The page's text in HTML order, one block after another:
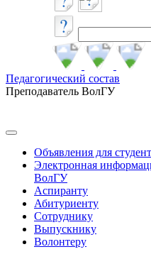
Педагогический состав
Преподаватель ВолГУ
Объявления для
Электронная
ВолГУ
Аспиранту
Абитуриенту
Сотруднику
Выпускнику
Волонтеру